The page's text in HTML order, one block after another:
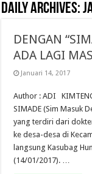
Daily Archives:
DENGAN
ADA LAGI
Januari 14, 2017
Author : ADI
SIMADE (Sim Masuk
yang terdiri dari
ke desa-desa di
langsung Kasubag
(14/01/2017). …